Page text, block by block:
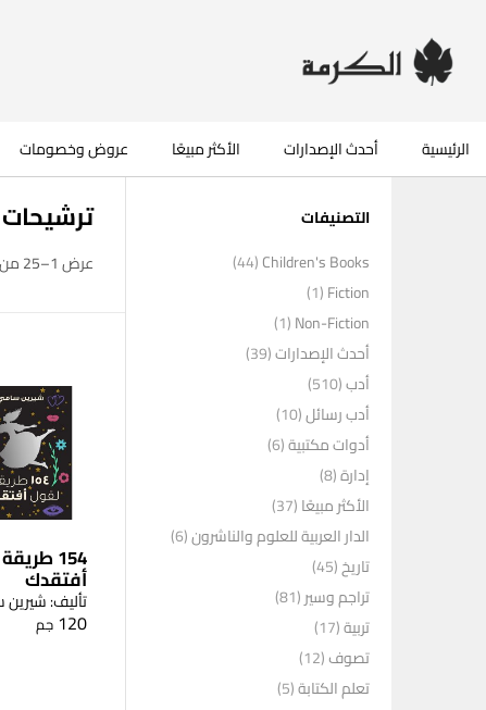
الرئيسية أحدث الإصدارات الأكثر مبيعًا عروض وخصومات
التصنيفات
Children's Books
(44)
Fiction
(1)
Non-Fiction
(1)
أحدث الإصدارات(39)
أدب(510)
أدب رسائل(10)
أدوات مكتبية(6)
إدارة(8)
الأكثر مبيعًا(37)
الدار العربية للعلوم والناشرون(6)
تاريخ(45)
تراجم وسير(81)
تربية(17)
تصوف(12)
تعلم الكتابة(5)
ترشيحات
عرض 1–25 من أصل 56 نتيجة
154
أفتقدك
تأليف:
120 جم